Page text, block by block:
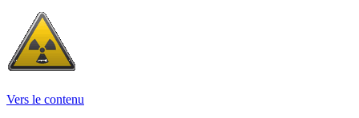
Vers le contenu